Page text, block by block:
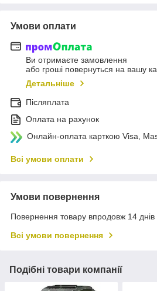
Умови оплати
Ви отримаєте замовлення
або гроші повернуться на вашу
Детальніше
Післяплата
Оплата на рахунок
Онлайн-оплата карткою Visa,
Всі умови оплати
Умови повернення
Повернення товару впродовж 14 днів
Всі умови повернення
Подібні товари компанії